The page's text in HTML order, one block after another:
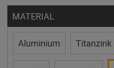
MATERIAL
Aluminium Titanzink